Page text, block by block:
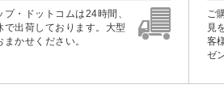
プ・ドットコムは24時間、
で出荷しております。大型
まかせください。
ご
見
客
ゼ